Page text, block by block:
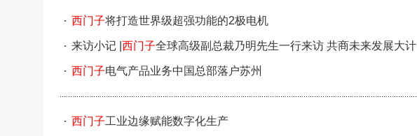
西门子将打造世界级超强功能的2极电机
来访小记 | 西门子全球高级副总裁乃明先生一行来访 共商未来发展大计
西门子电气产品业务中国总部落户苏州
西门子工业边缘赋能数字化生产